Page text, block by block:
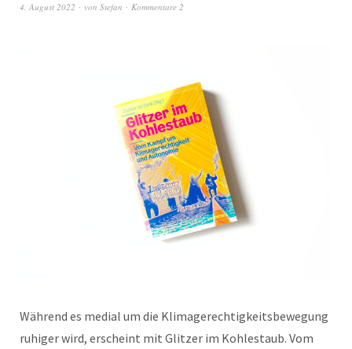
4. August 2022 von Stefan Kommentare 2
Während es medial um die Klimagerechtigkeitsbewegung
ruhiger wird, erscheint mit Glitzer im Kohlestaub. Vom